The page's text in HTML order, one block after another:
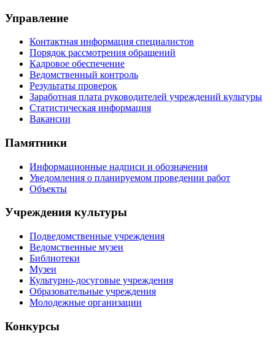
Управление
Контактная информация специалистов
Порядок рассмотрения обращений
Кадровое обеспечение
Ведомственный контроль
Результаты проверок
Заработная плата руководителей учреждений культуры
Статистическая информация
Вакансии
Памятники
Информационные надписи и обозначения
Уведомления о планируемом проведении работ
Объекты
Учреждения культуры
Подведомственные учреждения
Ведомственные музеи
Библиотеки
Музеи
Культурно-досуговые учреждения
Образовательные учреждения
Молодежные организации
Конкурсы